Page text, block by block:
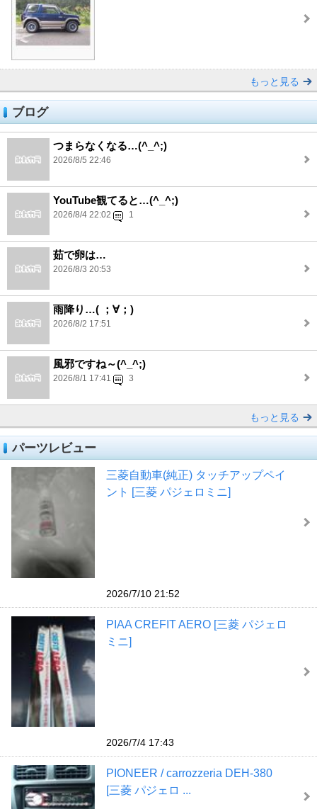
もっと見る
ブログ
つまらなくなる…(^_^;)
2026/8/5 22:46
YouTube観てると…(^_^;)
2026/8/4 22:02 1
茹で卵は…
2026/8/3 20:53
雨降り…(⁠ ⁠；⁠∀⁠；⁠)
2026/8/2 17:51
風邪ですね～(^_^;)
2026/8/1 17:41 3
もっと見る
パーツレビュー
三菱自動車(純正) タッチアップペイ
ント [三菱 パジェロミニ]
2026/7/10 21:52
PIAA CREFIT AERO [三菱 パジェロ
ミニ]
2026/7/4 17:43
PIONEER / carrozzeria DEH-380
[三菱 パジェロ ...